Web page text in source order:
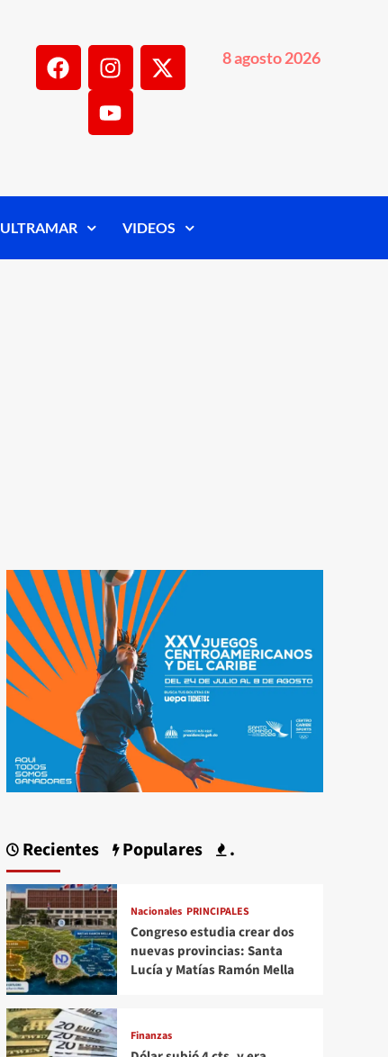
8 agosto 2026
ULTRAMAR VIDEOS
Recientes Populares .
Nacionales PRINCIPALES
Congreso estudia crear dos
nuevas provincias: Santa
Lucía y Matías Ramón Mella
Finanzas